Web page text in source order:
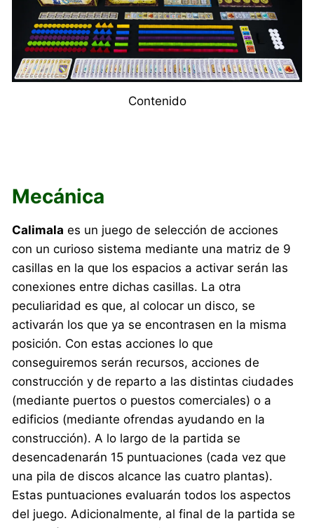
Contenido
Mecánica
Calimala es un juego de selección de acciones
con un curioso sistema mediante una matriz de 9
casillas en la que los espacios a activar serán las
conexiones entre dichas casillas. La otra
peculiaridad es que, al colocar un disco, se
activarán los que ya se encontrasen en la misma
posición. Con estas acciones lo que
conseguiremos serán recursos, acciones de
construcción y de reparto a las distintas ciudades
(mediante puertos o puestos comerciales) o a
edificios (mediante ofrendas ayudando en la
construcción). A lo largo de la partida se
desencadenarán 15 puntuaciones (cada vez que
una pila de discos alcance las cuatro plantas).
Estas puntuaciones evaluarán todos los aspectos
del juego. Adicionalmente, al final de la partida se